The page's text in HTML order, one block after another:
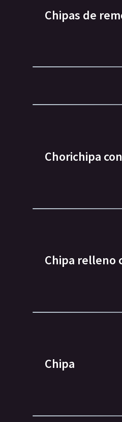
Chipas de
Chorichipa
Chipa relleno
Chipa